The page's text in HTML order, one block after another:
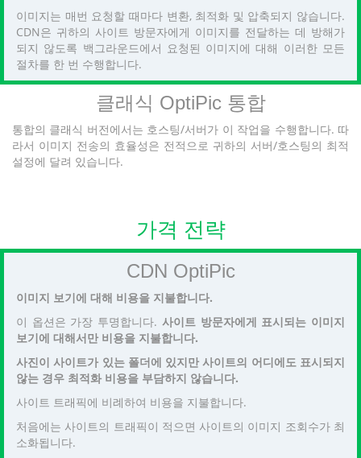
이미지는 매번 요청할 때마다 변환, 최적화 및 압축되지 않습니다.
CDN은 귀하의 사이트 방문자에게 이미지를 전달하는 데 방해가
되지 않도록 백그라운드에서 요청된 이미지에 대해 이러한 모든
절차를 한 번 수행합니다.
클래식 OptiPic 통합
통합의 클래식 버전에서는 호스팅/서버가 이 작업을 수행합니다. 따
라서 이미지 전송의 효율성은 전적으로 귀하의 서버/호스팅의 최적
설정에 달려 있습니다.
가격 전략
CDN OptiPic
이미지 보기에 대해 비용을 지불합니다.
이 옵션은 가장 투명합니다. 사이트 방문자에게 표시되는 이미지
보기에 대해서만 비용을 지불합니다.
사진이 사이트가 있는 폴더에 있지만 사이트의 어디에도 표시되지
않는 경우 최적화 비용을 부담하지 않습니다.
사이트 트래픽에 비례하여 비용을 지불합니다.
처음에는 사이트의 트래픽이 적으면 사이트의 이미지 조회수가 최
소화됩니다.